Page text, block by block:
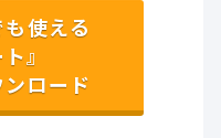
使える
』
ロード